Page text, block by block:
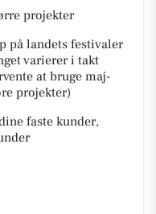
projekter
på landets festivaler
varierer i takt
at bruge maj-
projekter)
faste kunder,